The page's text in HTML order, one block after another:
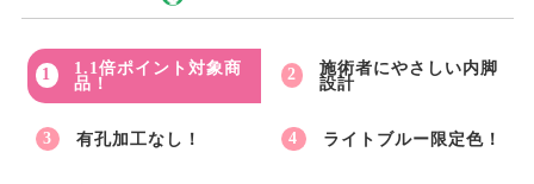
1.1倍ポイント対象商
品！
施術者にやさしい内脚
設計
有孔加工なし！ ライトブルー限定色！